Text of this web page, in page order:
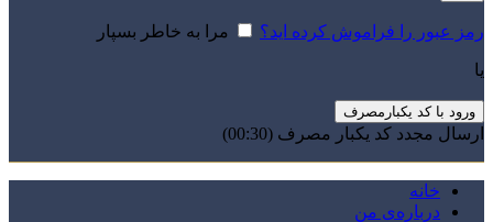
رمز عبور را فراموش کرده اید؟ مرا به خاطر بسپار
یا
ورود با کد یکبارمصرف
ارسال مجدد کد یکبار مصرف (00:
30
)
خانه
درباره‌ی من